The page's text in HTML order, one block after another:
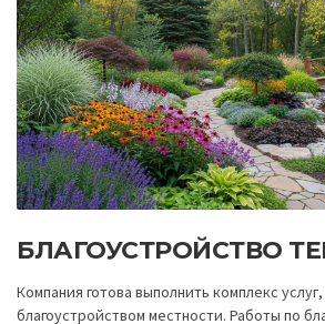
БЛАГОУСТРОЙСТВО
Компания готова выполнить комплекс
благоустройством местности. Работы по